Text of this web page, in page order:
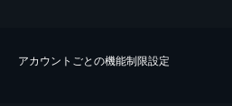
アカウントごとの機能制限設定